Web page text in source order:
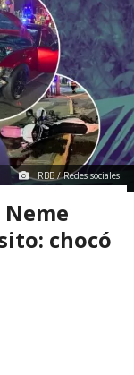
RBB / Redes sociales
chocó